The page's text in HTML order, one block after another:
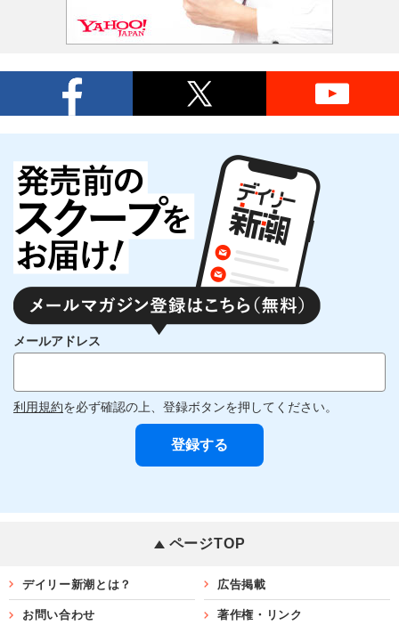
メールアドレス
利用規約を必ず確認の上、登録ボタンを押してください。
ページTOP
デイリー新潮とは？ 広告掲載
お問い合わせ 著作権・リンク